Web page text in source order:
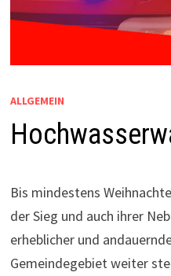
ALLGEMEIN
Bis mindestens
der Sieg und auch ihrer
erheblicher und
Gemeindegebiet weiter